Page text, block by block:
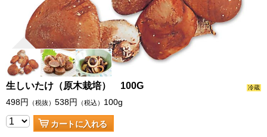
生しいたけ（原木栽培） 100G 冷蔵
498円 （税抜） 538円 （税込） 100g
カートに入れる